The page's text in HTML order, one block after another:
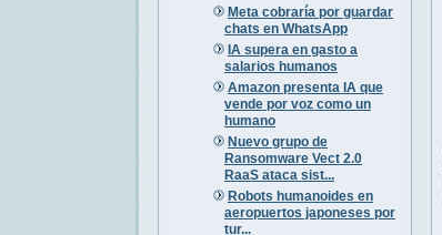
Meta cobraría por guardar
chats en WhatsApp
IA supera en gasto a
salarios humanos
Amazon presenta IA que
vende por voz como un
humano
Nuevo grupo de
Ransomware Vect 2.0
RaaS ataca sist...
Robots humanoides en
aeropuertos japoneses por
tur...